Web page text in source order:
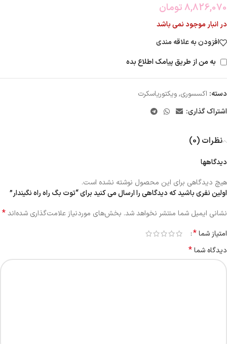
8,826,070تومان
در انبار موجود نمی باشد
افزودن به علاقه مندی
به من از طریق پیامک اطلاع بده
دسته: اکسسوری,ویکتوریاسکرت
اشتراک گذاری:
نظرات (0)
دیدگاهها
هیچ دیدگاهی برای این محصول نوشته نشده است.
اولین نفری باشید که دیدگاهی را ارسال می کنید برای “توت بگ راه راه نگیندار”
نشانی ایمیل شما منتشر نخواهد شد. بخش‌های موردنیاز علامت‌گذاری شده‌اند*
امتیاز شما*
دیدگاه شما*